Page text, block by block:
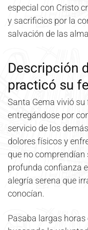
especial con Cristo
y sacrificios por la
salvación de las
Descripción
practicó su
Santa Gema vivió su
entregándose por
servicio de los
dolores físicos y
que no
profunda confianza
alegría serena que
conocían.
Pasaba largas